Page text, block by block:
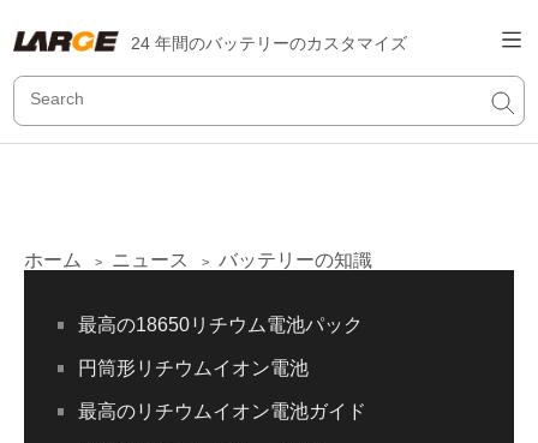
24 年間のバッテリーのカスタマイズ
ホーム > ニュース > バッテリーの知識
最高の18650リチウム電池パック
円筒形リチウムイオン電池
最高のリチウムイオン電池ガイド